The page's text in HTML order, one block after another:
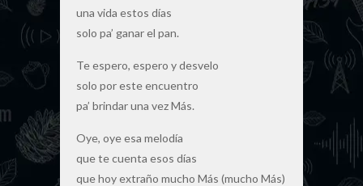
una vida estos días
solo pa’ ganar el pan.
Te espero, espero y desvelo
solo por este encuentro
pa’ brindar una vez Más.
Oye, oye esa melodía
que te cuenta esos días
que hoy extraño mucho Más (mucho Más)